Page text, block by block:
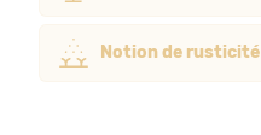
Notion de rusticité